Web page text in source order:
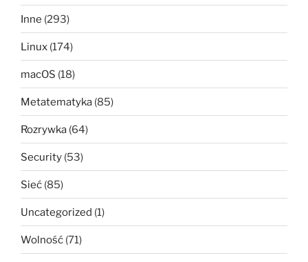
Inne (293)
Linux (174)
macOS (18)
Metatematyka (85)
Rozrywka (64)
Security (53)
Sieć (85)
Uncategorized (1)
Wolność (71)